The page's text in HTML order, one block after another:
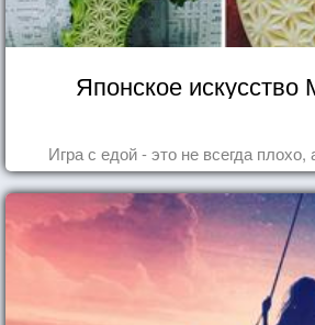
Японское искусство
Игра с едой - это не всегда плохо,